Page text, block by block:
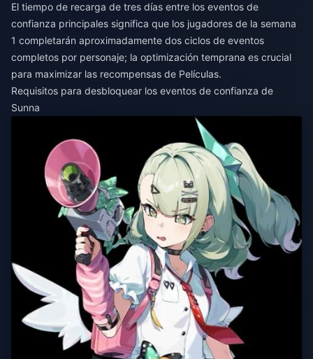
El tiempo de recarga de tres días entre los eventos de
confianza principales significa que los jugadores de la semana
1 completarán aproximadamente dos ciclos de eventos
completos por personaje; la optimización temprana es crucial
para maximizar las recompensas de Películas.
Requisitos para desbloquear los eventos de confianza de
Sunna